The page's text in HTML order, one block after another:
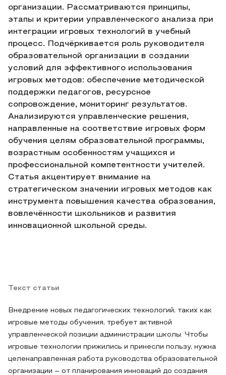
организации. Рассматриваются принципы,
этапы и критерии управленческого анализа при
интеграции игровых технологий в учебный
процесс. Подчёркивается роль руководителя
образовательной организации в создании
условий для эффективного использования
игровых методов: обеспечение методической
поддержки педагогов, ресурсное
сопровождение, мониторинг результатов.
Анализируются управленческие решения,
направленные на соответствие игровых форм
обучения целям образовательной программы,
возрастным особенностям учащихся и
профессиональной компетентности учителей.
Статья акцентирует внимание на
стратегическом значении игровых методов как
инструмента повышения качества образования,
вовлечённости школьников и развития
инновационной школьной среды.
Текст статьи
Внедрение новых педагогических технологий, таких как
игровые методы обучения, требует активной
управленческой позиции администрации школы. Чтобы
игровые технологии прижились и принесли пользу, нужна
целенаправленная работа руководства образовательной
организации – от планирования инноваций до создания